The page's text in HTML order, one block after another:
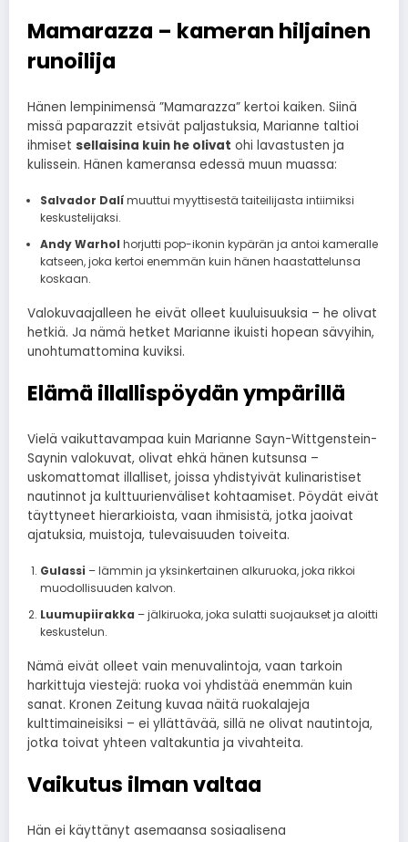
Mamarazza – kameran hiljainen
runoilija
Hänen lempinimensä ”Mamarazza” kertoi kaiken. Siinä
missä paparazzit etsivät paljastuksia, Marianne taltioi
ihmiset sellaisina kuin he olivat ohi lavastusten ja
kulissein. Hänen kameransa edessä muun muassa:
Salvador Dalímuuttui myyttisestä taiteilijasta intiimiksi
keskustelijaksi.
Andy Warhol horjutti pop-ikonin kypärän ja antoi kameralle
katseen, joka kertoi enemmän kuin hänen haastattelunsa
koskaan.
Valokuvaajalleen he eivät olleet kuuluisuuksia – he olivat
hetkiä. Ja nämä hetket Marianne ikuisti hopean sävyihin,
unohtumattomina kuviksi.
Elämä illallispöydän ympärillä
Vielä vaikuttavampaa kuin Marianne Sayn-Wittgenstein-
Saynin valokuvat, olivat ehkä hänen kutsunsa –
uskomattomat illalliset, joissa yhdistyivät kulinaristiset
nautinnot ja kulttuurienväliset kohtaamiset. Pöydät eivät
täyttyneet hierarkioista, vaan ihmisistä, jotka jaoivat
ajatuksia, muistoja, tulevaisuuden toiveita.
Gulassi – lämmin ja yksinkertainen alkuruoka, joka rikkoi
muodollisuuden kalvon.
Luumupiirakka – jälkiruoka, joka sulatti suojaukset ja aloitti
keskustelun.
Nämä eivät olleet vain menuvalintoja, vaan tarkoin
harkittuja viestejä: ruoka voi yhdistää enemmän kuin
sanat. Kronen Zeitung kuvaa näitä ruokalajeja
kulttimaineisiksi – ei yllättävää, sillä ne olivat nautintoja,
jotka toivat yhteen valtakuntia ja vivahteita.
Vaikutus ilman valtaa
Hän ei käyttänyt asemaansa sosiaalisena